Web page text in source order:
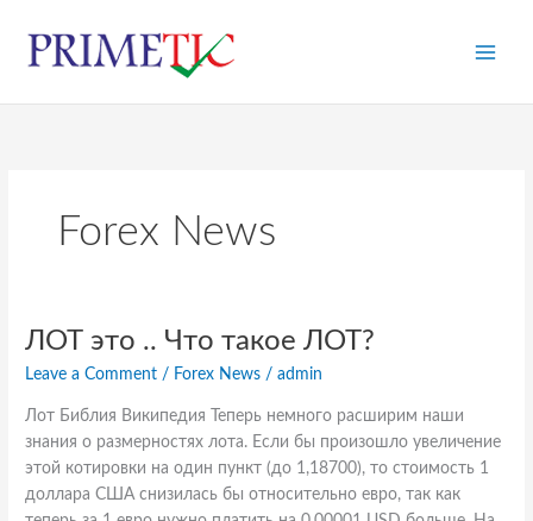
content
Forex News
ЛОТ это .. Что такое ЛОТ?
Leave a Comment / Forex News /admin
Лот Библия Википедия Теперь немного расширим наши
знания о размерностях лота. Если бы произошло увеличение
этой котировки на один пункт (до 1,18700), то стоимость 1
доллара США снизилась бы относительно евро, так как
ЛОТ
Что
такое
ЛОТ?